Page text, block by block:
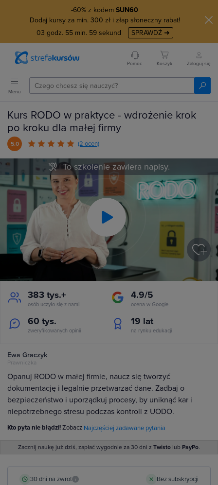
-60% z kodem SUN60
Dodaj kursy za min. 300 zł i złap słoneczny rabat!
03 godz. 55 min. 58 sekund SPRAWDŹ ➜
Pomoc Koszyk Zaloguj się
Menu
Kurs RODO w praktyce - wdrożenie krok
po kroku dla małej firmy
5.0 (2 ocen)
Play
To szkolenie zawiera napisy.
383 tys.+
osób uczyło się z nami
4.9/5
ocena w Google
60 tys.
zweryfikowanych opinii
19 lat
na rynku edukacji
Ewa Graczyk
Prawniczka
Opanuj RODO w małej firmie, naucz się tworzyć
dokumentację i legalnie przetwarzać dane. Zadbaj o
bezpieczeństwo i uporządkuj procesy, by uniknąć kar i
niepotrzebnego stresu podczas kontroli z UODO.
Kto pyta nie błądzi!Zobacz Najczęściej zadawane pytania
Zacznij naukę już dziś, zapłać wygodnie za 30 dni z Twisto lub PayPo.
30 dni na zwrot i
Bez subskrypcji